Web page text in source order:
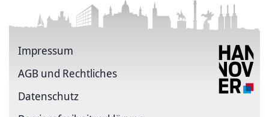
Impressum
AGB und Rechtliches
Datenschutz